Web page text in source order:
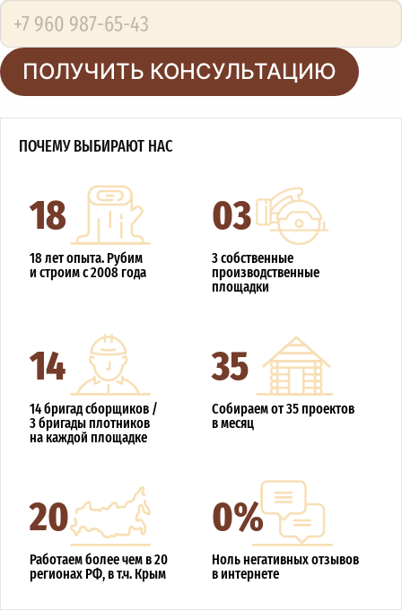
ПОЛУЧИТЬ КОНСУЛЬТАЦИЮ
ПОЧЕМУ ВЫБИРАЮТ НАС
18
18 лет опыта. Рубим
и строим с 2008 года
03
3 собственные
производственные
площадки
14
14 бригад сборщиков /
3 бригады плотников
на каждой площадке
35
Собираем от 35 проектов
в месяц
20
Работаем более чем в 20
регионах РФ, в т.ч. Крым
0%
Ноль негативных отзывов
в интернете